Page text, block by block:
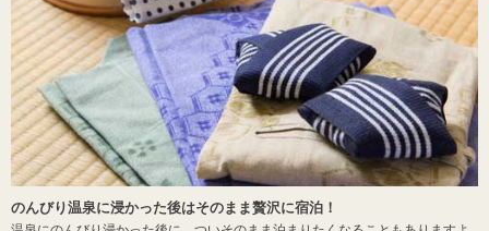
のんびり温泉に浸かった後はそのまま贅沢に宿泊！